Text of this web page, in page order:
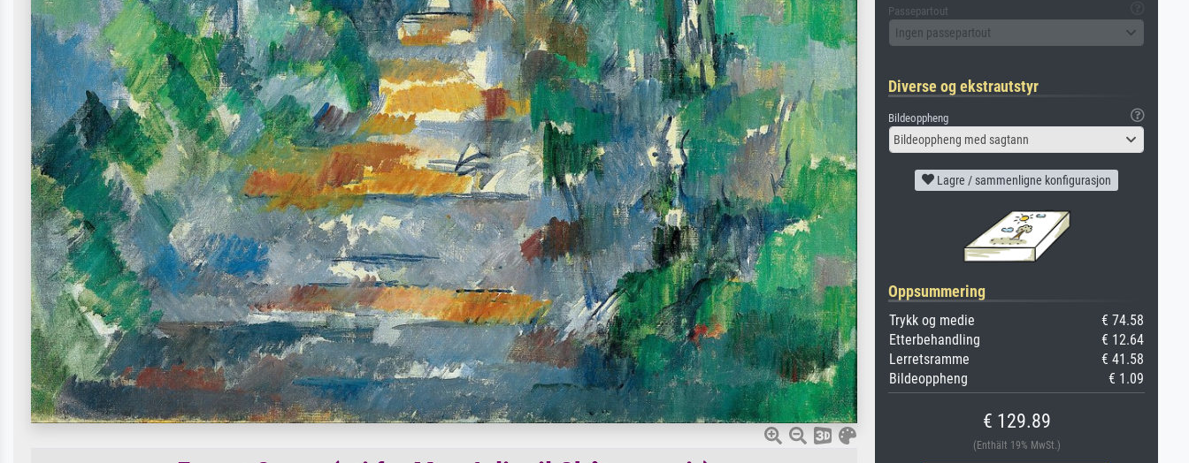
Passepartout
Ingen passepartout
Diverse og ekstrautstyr
Bildeoppheng
Bildeoppheng med sagtann
Lagre / sammenligne konfigurasjon
Oppsummering
Trykk og medie
€ 74.58
Etterbehandling
€ 12.64
Lerretsramme
€ 41.58
Bildeoppheng
€ 1.09
€ 129.89
(Enthält 19% MwSt.)